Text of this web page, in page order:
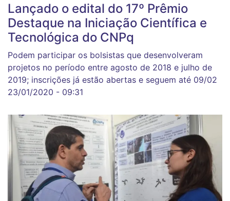
Lançado o edital do 17º Prêmio
Destaque na Iniciação Científica e
Tecnológica do CNPq
Podem participar os bolsistas que desenvolveram
projetos no período entre agosto de 2018 e julho de
2019; inscrições já estão abertas e seguem até 09/02
23/01/2020 - 09:31